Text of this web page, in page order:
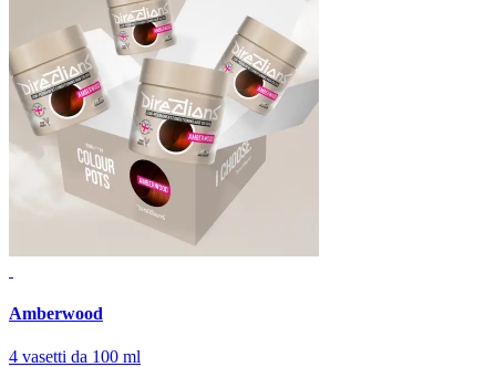
Amberwood
4 vasetti da 100 ml